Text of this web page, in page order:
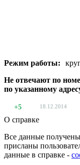
Режим работы:
Не отвечают по
по указанному
+5 18.12.2014
О справке
Все данные
присланы
данные в справке -